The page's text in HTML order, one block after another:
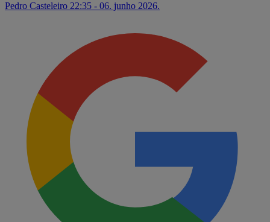
Pedro Casteleiro 22:35 - 06. junho 2026.